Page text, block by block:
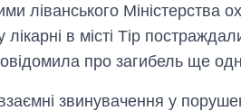
ліванського Міністерства
лікарні в місті Тір
про загибель ще
звинувачення у